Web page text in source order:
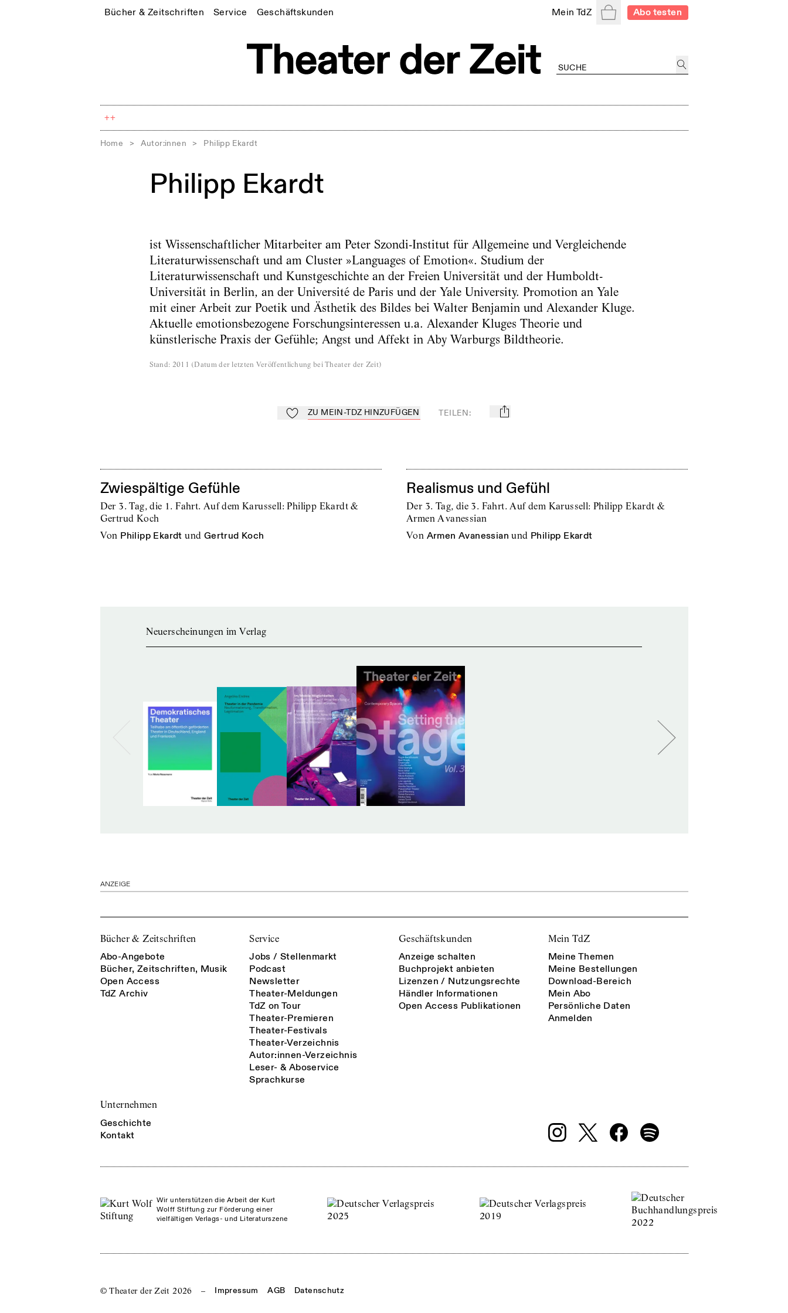
Bücher & Zeitschriften Service Geschäftskunden Mein TdZ WarenkorbAbo testen
++
Home > Autor:innen > Philipp Ekardt
Philipp Ekardt
ist Wissenschaftlicher Mitarbeiter am Peter Szondi-Institut für Allgemeine und Vergleichende
Literaturwissenschaft und am Cluster »Languages of Emotion«. Studium der
Literaturwissenschaft und Kunstgeschichte an der Freien Universität und der Humboldt-
Universität in Berlin, an der Université de Paris und der Yale University. Promotion an Yale
mit einer Arbeit zur Poetik und Ästhetik des Bildes bei Walter Benjamin und Alexander Kluge.
Aktuelle emotionsbezogene Forschungsinteressen u.a. Alexander Kluges Theorie und
künstlerische Praxis der Gefühle; Angst und Affekt in Aby Warburgs Bildtheorie.
Stand: 2011 (Datum der letzten Veröffentlichung bei Theater der Zeit)
Zu Mein-TdZ hinzufügen
ZU MEIN-TDZ HINZUFÜGEN TEILEN: mail
Zwiespältige Gefühle
Der 3. Tag, die 1. Fahrt. Auf dem Karussell: Philipp Ekardt &
Gertrud Koch
von Philipp Ekardt und Gertrud Koch
Realismus und Gefühl
Der 3. Tag, die 3. Fahrt. Auf dem Karussell: Philipp Ekardt &
Armen Avanessian
von Armen Avanessian und Philipp Ekardt
Neuerscheinungen im Verlag
ANZEIGE
Bücher & Zeitschriften
Abo-Angebote
Bücher, Zeitschriften, Musik
Open Access
TdZ Archiv
Service
Jobs / Stellenmarkt
Podcast
Newsletter
Theater-Meldungen
TdZ on Tour
Theater-Premieren
Theater-Festivals
Theater-Verzeichnis
Autor:innen-Verzeichnis
Leser- & Aboservice
Sprachkurse
Geschäftskunden
Anzeige schalten
Buchprojekt anbieten
Lizenzen / Nutzungsrechte
Händler Informationen
Open Access Publikationen
Mein TdZ
Meine Themen
Meine Bestellungen
Download-Bereich
Mein Abo
Persönliche Daten
Anmelden
Unternehmen
Geschichte
Kontakt
Wir unterstützen die Arbeit der Kurt
Wolff Stiftung zur Förderung einer
vielfältigen Verlags- und Literaturszene
© Theater der Zeit2026 – Impressum AGB Datenschutz